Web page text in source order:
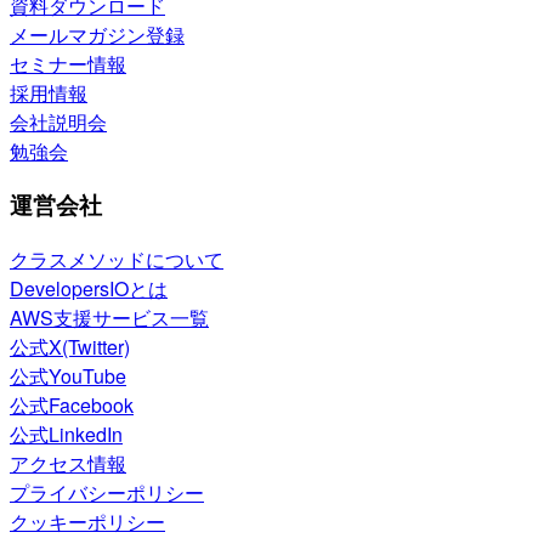
メールマガジン登録
セミナー情報
採用情報
会社説明会
勉強会
運営会社
クラスメソッドについて
DevelopersIOとは
AWS支援サービス一覧
公式X(Twitter)
公式YouTube
公式Facebook
公式LinkedIn
アクセス情報
プライバシーポリシー
クッキーポリシー